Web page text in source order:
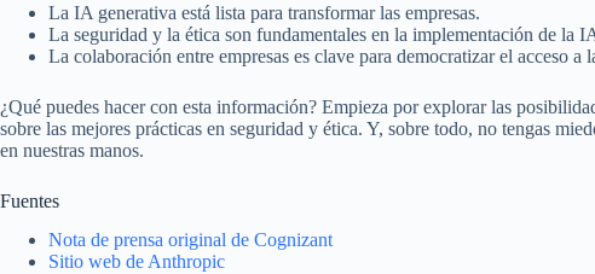
La IA generativa está lista para transformar las empresas.
La seguridad y la ética son fundamentales en la implementación de la
La colaboración entre empresas es clave para democratizar el acceso a
¿Qué puedes hacer con esta información? Empieza por explorar las
sobre las mejores prácticas en seguridad y ética. Y, sobre todo, no tengas
en nuestras manos.
Fuentes
Nota de prensa original de Cognizant
Sitio web de Anthropic